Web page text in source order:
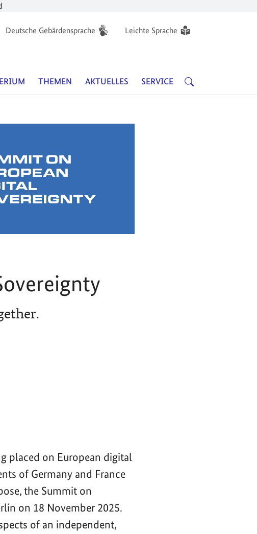
Deutsche Gebärdensprache Leichte Sprache
THEMEN AKTUELLES SERVICE SUCHE
placed on European digital
of Germany and France
the Summit on
on 18 November 2025.
of an independent,